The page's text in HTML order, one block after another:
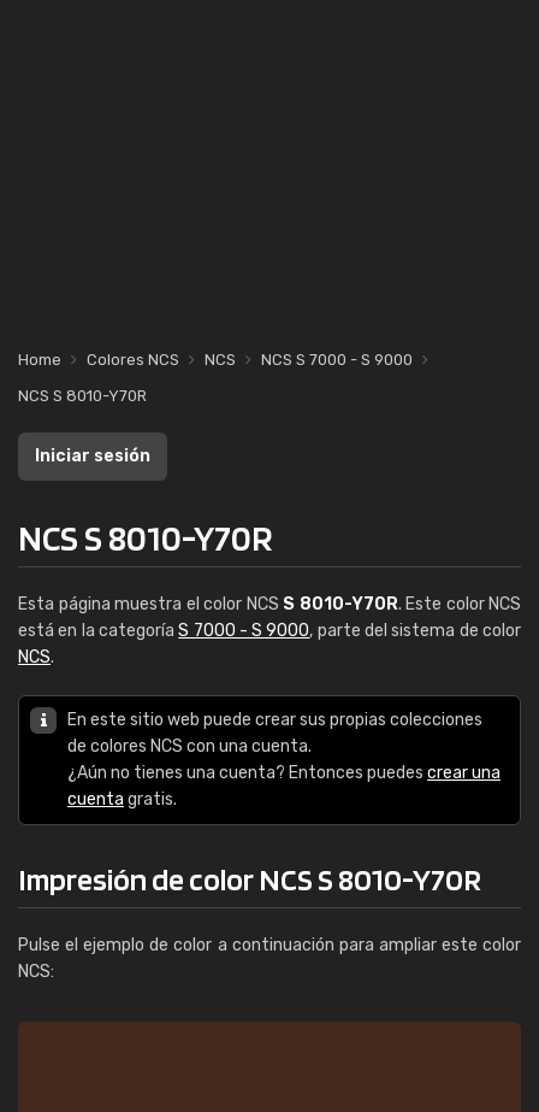
Home Colores NCS NCS
NCS S 7000 - S 9000
NCS S 8010-Y70R
Iniciar sesión
NCS S 8010-Y70R
Esta página muestra el color NCS S 8010-Y70R. Este color NCS
está en la categoríaS 7000 - S 9000, parte del sistema de color
NCS.
En este sitio web puede crear sus propias colecciones
de colores NCS con una cuenta.
¿Aún no tienes una cuenta? Entonces puedes crear una
cuenta gratis.
Impresión de color NCS S 8010-Y70R
Pulse el ejemplo de color a continuación para ampliar este color
NCS: